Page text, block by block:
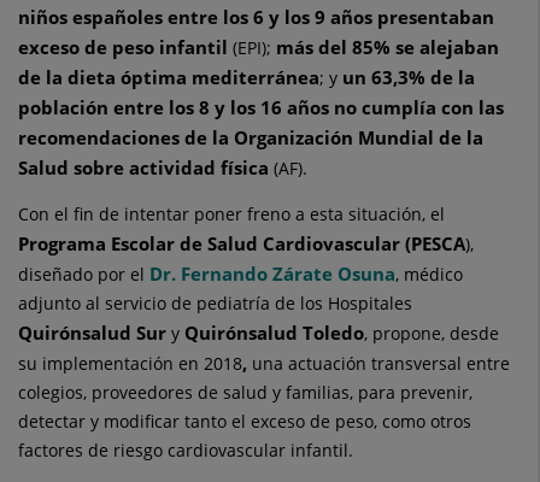
niños españoles entre los 6 y los 9 años presentaban
exceso de peso infantil (EPI); más del 85% se alejaban
de la dieta óptima mediterránea; y un 63,3% de la
población entre los 8 y los 16 años no cumplía con las
recomendaciones de la Organización Mundial de la
Salud sobre actividad física (AF).
Con el fin de intentar poner freno a esta situación, el
Programa Escolar de Salud Cardiovascular (PESCA),
diseñado por el Dr. Fernando Zárate Osuna, médico
adjunto al servicio de pediatría de los Hospitales
Quirónsalud Sur y Quirónsalud Toledo, propone, desde
su implementación en 2018, una actuación transversal entre
colegios, proveedores de salud y familias, para prevenir,
detectar y modificar tanto el exceso de peso, como otros
factores de riesgo cardiovascular infantil.